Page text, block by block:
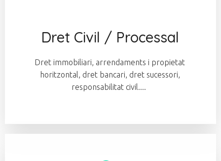
Dret Civil / Processal
Dret immobiliari, arrendaments i propietat
horitzontal, dret bancari, dret sucessori,
responsabilitat civil....